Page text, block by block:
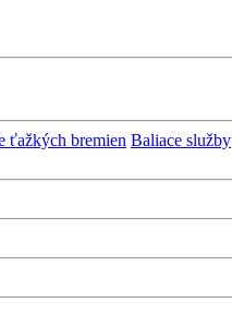
ťažkých bremien Baliace služby